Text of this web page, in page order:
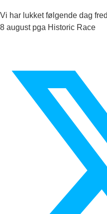
Vi har lukket følgende dag
8 august pga Historic Race